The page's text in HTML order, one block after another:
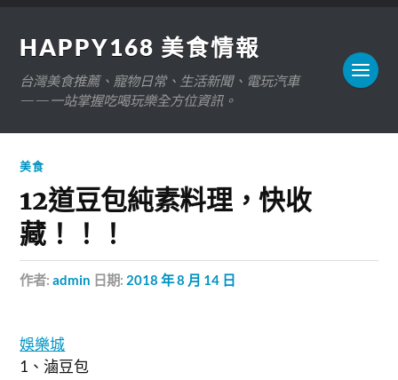
HAPPY168 美食情報
台灣美食推薦、寵物日常、生活新聞、電玩汽車
——一站掌握吃喝玩樂全方位資訊。
美食
12道豆包純素料理，快收
藏！！！
作者:admin 日期: 2018 年 8 月 14 日
娛樂城
1、滷豆包